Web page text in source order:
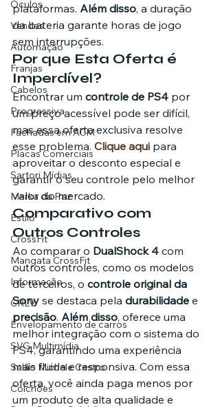
Óculos
Vendas
Automação
Franjas
Cabelos
Progressiva
Fachadas em ACM
Placas Comerciais
Sartori Mídias
Marka da Paz
Estilo
CrossFit
Mangata CrossFit
Informação
CRLV
Envelopamento de carros
SVG Multimídia
Salão Michele Castro
Colchões
plataformas. Além disso, a duração
da bateria garante horas de jogo
sem interrupções.
Por que Esta Oferta é
Imperdível?
Encontrar um controle de PS4 por
um preço acessível pode ser difícil,
mas essa oferta exclusiva resolve
esse problema. Clique aqui para
aproveitar o desconto especial e
garantir o seu controle pelo melhor
valor do mercado.
Comparativo com
Outros Controles
Ao comparar o DualShock 4 com
outros controles, como os modelos
de terceiros, o controle original da
Sony se destaca pela durabilidade e
precisão. Além disso, oferece uma
melhor integração com o sistema do
PS4, garantindo uma experiência
mais fluida e responsiva. Com essa
oferta, você ainda paga menos por
um produto de alta qualidade e